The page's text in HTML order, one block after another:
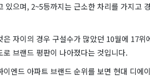
있으며, 2~5등까지는 근소한 차리를 가지고
은 자이의 경우 구설수가 많았던 10월에 17
로 브랜드 평판이 나아졌다는 것입니다.
이엔드 아파트 브랜드 순위를 보면 현대 디에